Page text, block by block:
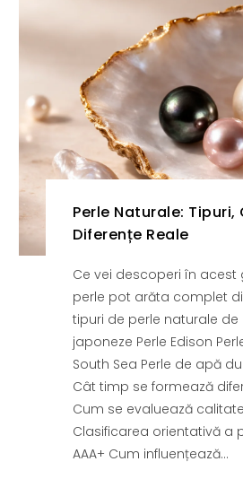
Perle Naturale:
Diferențe Reale
Ce vei descoperi în acest
perle pot arăta complet
tipuri de perle naturale de
japoneze Perle Edison
South Sea Perle de apă
Cât timp se formează
Cum se evaluează
Clasificarea orientativă a
AAA+ Cum influențează...